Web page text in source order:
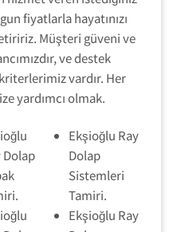
fiyatlarla hayatınızı
Müşteri güveni ve
ve destek
vardır. Her
yardımcı olmak.
Dolap
Ekşioğlu Ray
Dolap
Sistemleri
Tamiri.
Ekşioğlu Ray